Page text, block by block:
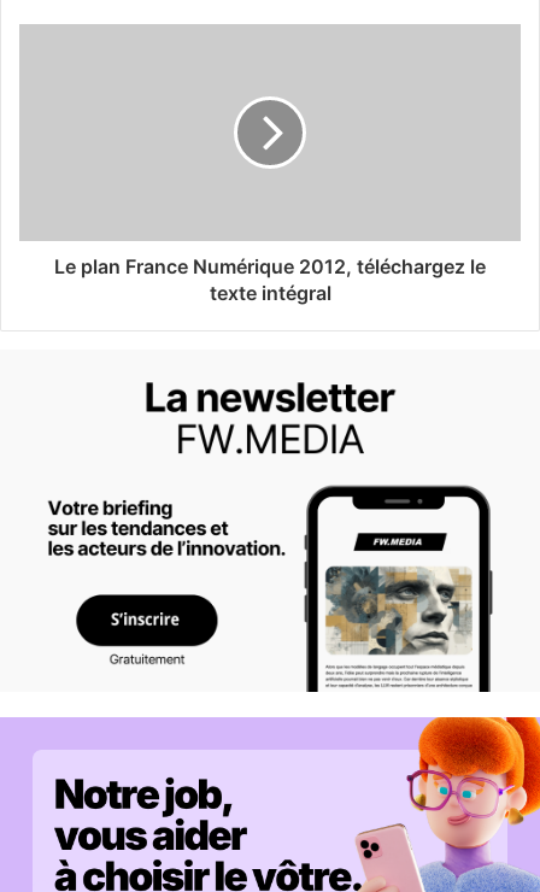
Le plan France Numérique 2012, téléchargez le
texte intégral